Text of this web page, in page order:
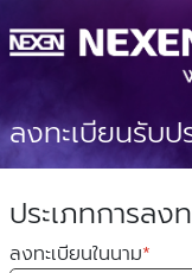
ลงทะเบียนรับป
ประเภทการลง
ลงทะเบียนในนาม*